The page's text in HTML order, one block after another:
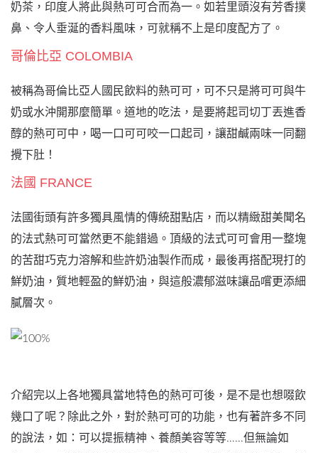
奶茶，印度人將此與熱可可合而為一。如若里頭沒有芳香撲
鼻、令人垂涎的香料風味，可就稱不上是印度配方了。
哥倫比亞 COLOMBIA
被稱為哥倫比亞人國民飲料的熱可可，可不只是將可可與牛
奶或水沖開那麼簡單。道地的吃法，是要將起司切丁丟進香
醇的熱可可中，喝一口可可咬一口起司，讓甜鹹兩味一同翻
攪下肚！
法國 FRANCE
法國街頭有許多獨具風情的傳統甜點店，而以精緻甜美聞名
的法式熱可可當然更不能錯過。頂級的法式可可會用一整塊
的苦甜巧克力溶解和些許奶油製作而成，最後再搭配現打的
鮮奶油，質地輕盈的鮮奶油，與這般濃郁滋味讓品嚐更添細
膩層次。
介紹完以上各地獨具當地特色的熱可可後，是不是也想啜飲
幾口了呢？除此之外，對於熱可可的功能，也有著許多不同
的說法，如：可以提振精神、養顏美容等等……但無論如